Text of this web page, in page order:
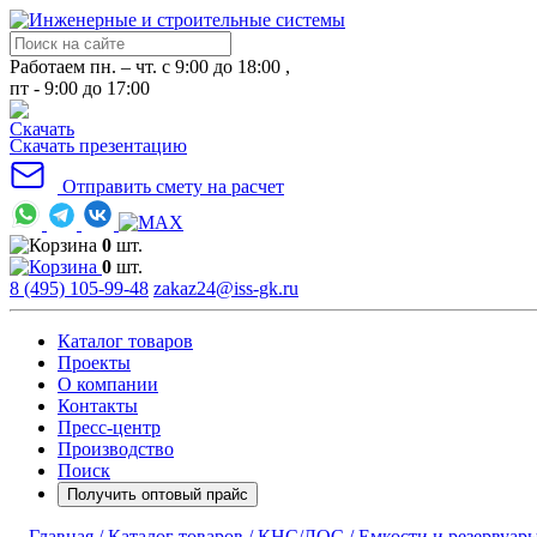
Работаем пн. – чт. с 9:00 до 18:00 ,
пт - 9:00 до 17:00
Скачать презентацию
Отправить смету на расчет
0 шт.
0 шт.
8 (495) 105-99-48 zakaz24@iss-gk.ru
Каталог товаров
Проекты
О компании
Контакты
Пресс-центр
Производство
Поиск
Получить оптовый прайс